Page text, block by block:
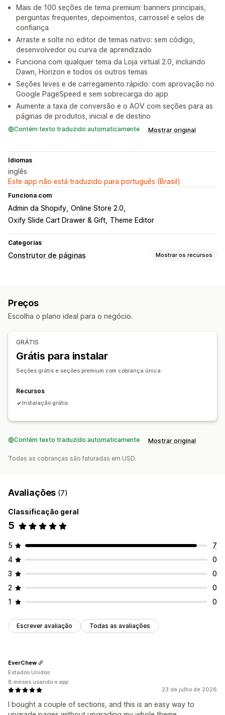
Mais de 100 seções de tema premium: banners principais,
perguntas frequentes, depoimentos, carrossel e selos de
confiança
Arraste e solte no editor de temas nativo: sem código,
desenvolvedor ou curva de aprendizado
Funciona com qualquer tema da Loja virtual 2.0, incluindo
Dawn, Horizon e todos os outros temas
Seções leves e de carregamento rápido: com aprovação no
Google PageSpeed e sem sobrecarga do app
Aumente a taxa de conversão e o AOV com seções para as
páginas de produtos, inicial e de destino
Contém texto traduzido automaticamente Mostrar original
Idiomas
inglês
Este app não está traduzido para português (Brasil)
Funciona com
Admin da Shopify Online Store 2.0
Oxify Slide Cart Drawer & Gift Theme Editor
Categorias
Construtor de páginas Mostrar os recursos
Coleções
Perguntas frequentes Páginas de centrais de ajuda
Páginas de carrinhos
Páginas 404 Páginas de imprensa
Página de avaliações
Páginas de preços
Gerenciamento de páginas
Responsividade para dispositivos móveis
Carregamento lento
Preços
Escolha o plano ideal para o negócio.
GRÁTIS
Grátis para instalar
Seções grátis e seções premium com cobrança única.
Recursos
Instalação grátis
Contém texto traduzido automaticamente Mostrar original
Todas as cobranças são faturadas em USD.
Avaliações (7)
Classificação geral
5
5
7
4
0
3
0
2
0
1
0
Escrever avaliação Todas as avaliações
23 de julho de 2026
I bought a couple of sections, and this is an easy way to
EverChew
Estados Unidos
8 meses usando o app